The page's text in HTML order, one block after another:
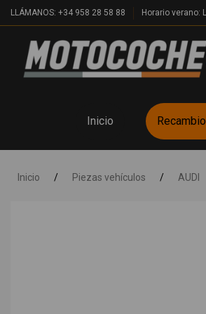
LLÁMANOS: +34 958 28 58 88 Horario verano:
Inicio
Inicio / Piezas vehículos / AUDI